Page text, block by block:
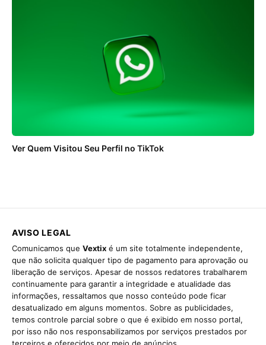
ANÚNCIOS
Ver Quem Visitou Seu Perfil no TikTok
AVISO LEGAL
Comunicamos que Vextix é um site totalmente independente,
que não solicita qualquer tipo de pagamento para aprovação ou
liberação de serviços. Apesar de nossos redatores trabalharem
continuamente para garantir a integridade e atualidade das
informações, ressaltamos que nosso conteúdo pode ficar
desatualizado em alguns momentos. Sobre as publicidades,
temos controle parcial sobre o que é exibido em nosso portal,
por isso não nos responsabilizamos por serviços prestados por